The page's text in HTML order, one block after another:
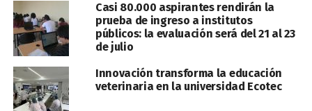
Casi 80.000 aspirantes rendirán la
prueba de ingreso a institutos
públicos: la evaluación será del 21 al 23
de julio
Innovación transforma la educación
veterinaria en la universidad Ecotec